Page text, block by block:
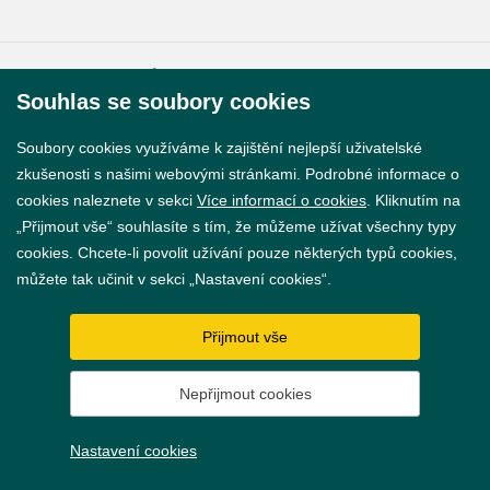
Prohlášení o přístupnosti
GDPR
Nastavení cookies
VytvořilwebProgress
Souhlas se soubory cookies
Soubory cookies využíváme k zajištění nejlepší uživatelské
zkušenosti s našimi webovými stránkami. Podrobné informace o
cookies naleznete v sekci Více informací o cookies . Kliknutím na
„Přijmout vše“ souhlasíte s tím, že můžeme užívat všechny typy
cookies. Chcete-li povolit užívání pouze některých typů cookies,
můžete tak učinit v sekci „Nastavení cookies“.
Přijmout vše
Nepřijmout cookies
Nastavení cookies